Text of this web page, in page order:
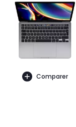
Comparer